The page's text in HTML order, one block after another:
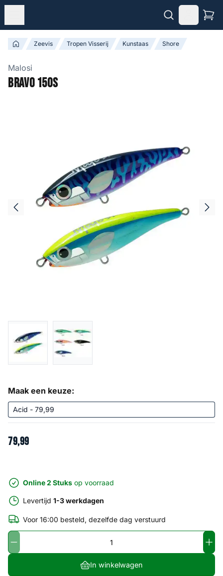
Zeevis Tropen Visserij Kunstaas Shore
Malosi
Bravo 150S
Maak een keuze:
79,99
Online 2 Stuks op voorraad
Levertijd 1-3 werkdagen
Voor 16:00 besteld, dezelfde dag verstuurd
In winkelwagen